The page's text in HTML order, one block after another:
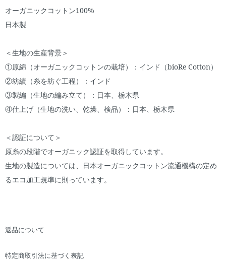
オーガニックコットン100%
日本製
＜生地の生産背景＞
①原綿（オーガニックコットンの栽培）：インド（bioRe Cotton）
②紡績（糸を紡ぐ工程）：インド
③製編（生地の編み立て）：日本、栃木県
④仕上げ（生地の洗い、乾燥、検品）：日本、栃木県
＜認証について＞
原糸の段階でオーガニック認証を取得しています。
生地の製造については、日本オーガニックコットン流通機構の定め
るエコ加工規準に則っています。
返品について
特定商取引法に基づく表記